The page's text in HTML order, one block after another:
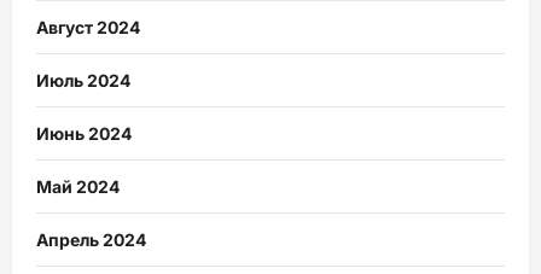
Август 2024
Июль 2024
Июнь 2024
Май 2024
Апрель 2024